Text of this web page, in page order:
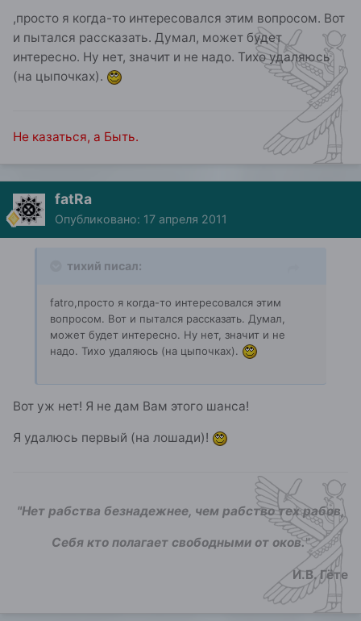
,просто я когда-то интересовался этим вопросом. Вот
и пытался рассказать. Думал, может будет
интересно. Ну нет, значит и не надо. Тихо удаляюсь
(на цыпочках).
Не казаться, а Быть.
fatRa
Опубликовано: 17 апреля 2011
тихий писал:
fatro,просто я когда-то интересовался этим
вопросом. Вот и пытался рассказать. Думал,
может будет интересно. Ну нет, значит и не
надо. Тихо удаляюсь (на цыпочках).
Вот уж нет! Я не дам Вам этого шанса!
Я удалюсь первый (на лошади)!
"Нет рабства безнадежнее, чем рабство тех рабов,
Себя кто полагает свободными от оков."
И.В. Гёте